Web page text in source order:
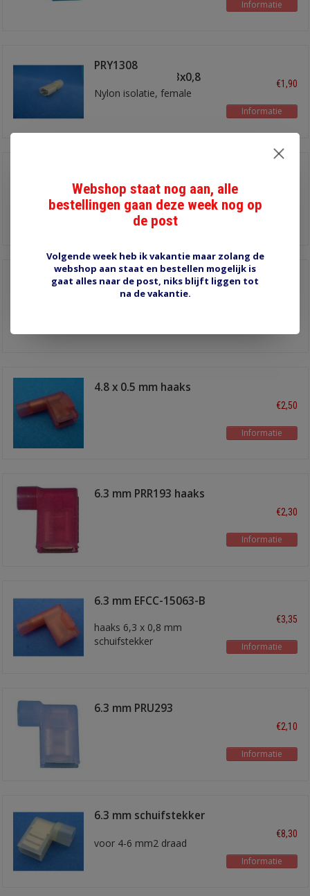
Informatie
PRY1308
schuifstekker6,3x0,8
Nylon isolatie, female
€1,90
Informatie
8 mm NRU621 pen
4.8 x 0.5 mm haaks
€2,50
Informatie
6.3 mm PRR193 haaks
€2,30
Informatie
6.3 mm EFCC-15063-B
haaks 6,3 x 0,8 mm
schuifstekker
€3,35
Informatie
6.3 mm PRU293
€2,10
Informatie
6.3 mm schuifstekker
voor 4-6 mm2 draad
€8,30
Informatie
Webshop staat nog aan, alle
bestellingen gaan deze week nog op
de post
Volgende week heb ik vakantie maar zolang de
webshop aan staat en bestellen mogelijk is
gaat alles naar de post, niks blijft liggen tot
na de vakantie.